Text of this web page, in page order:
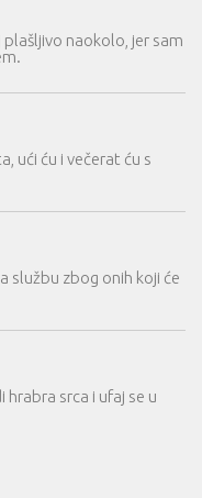
naokolo, jer sam
ući ću i večerat ću s
službu zbog onih koji će
hrabra srca i ufaj se u